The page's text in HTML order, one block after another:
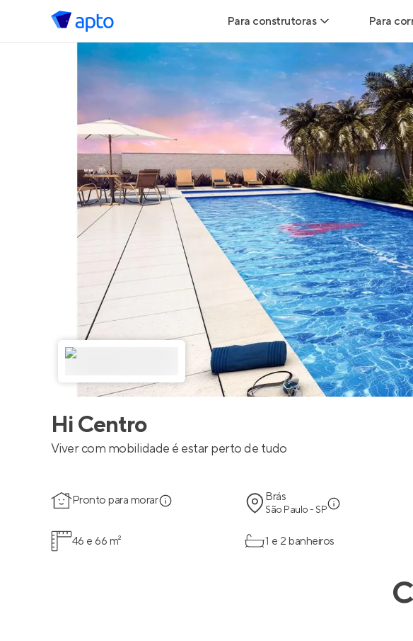
Para construtoras
Geração de Leads
Geração de Visitas
Geração de Vendas
Maiores Construtoras
Parcerias Imobiliárias
Anunciar Imóveis
Para
Hub
Hi Centro
Viver com mobilidade é estar perto de tudo
Pronto para morar Brás
São Paulo - SP
46 e 66 m² 1 e 2 banheiros